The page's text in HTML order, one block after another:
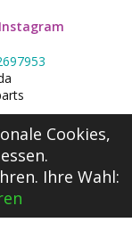
Instagram
Cookies,
Ihre Wahl: